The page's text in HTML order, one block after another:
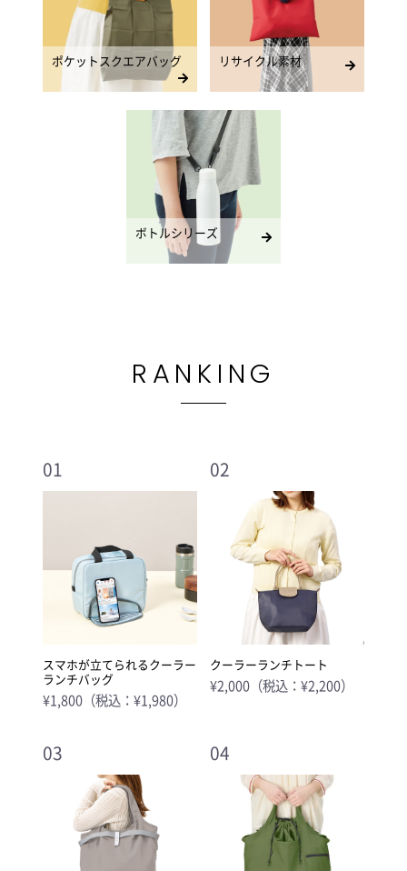
ポケットスクエアバッグ リサイクル素材
ボトルシリーズ
RANKING
01
スマホが立てられるクーラー
ランチバッグ
¥1,800（税込：¥1,980）
02
クーラーランチトート
¥2,000（税込：¥2,200）
03 04